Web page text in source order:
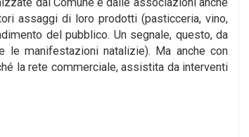
assaggi di loro prodotti (pasticceria, vino,
del pubblico. Un segnale, questo, da
le manifestazioni natalizie). Ma anche con
la rete commerciale, assistita da interventi